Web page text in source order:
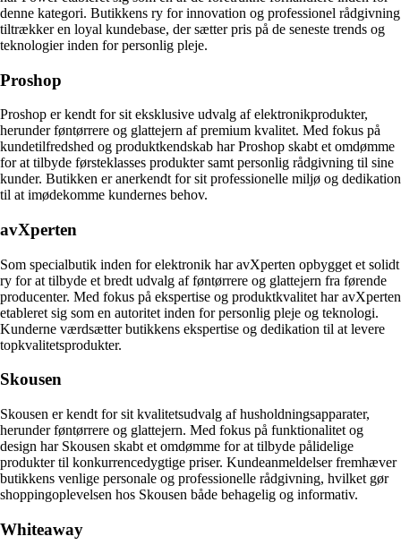
denne kategori. Butikkens ry for innovation og professionel rådgivning
tiltrækker en loyal kundebase, der sætter pris på de seneste trends og
teknologier inden for personlig pleje.
Proshop
Proshop er kendt for sit eksklusive udvalg af elektronikprodukter,
herunder føntørrere og glattejern af premium kvalitet. Med fokus på
kundetilfredshed og produktkendskab har Proshop skabt et omdømme
for at tilbyde førsteklasses produkter samt personlig rådgivning til sine
kunder. Butikken er anerkendt for sit professionelle miljø og dedikation
til at imødekomme kundernes behov.
avXperten
Som specialbutik inden for elektronik har avXperten opbygget et solidt
ry for at tilbyde et bredt udvalg af føntørrere og glattejern fra førende
producenter. Med fokus på ekspertise og produktkvalitet har avXperten
etableret sig som en autoritet inden for personlig pleje og teknologi.
Kunderne værdsætter butikkens ekspertise og dedikation til at levere
topkvalitetsprodukter.
Skousen
Skousen er kendt for sit kvalitetsudvalg af husholdningsapparater,
herunder føntørrere og glattejern. Med fokus på funktionalitet og
design har Skousen skabt et omdømme for at tilbyde pålidelige
produkter til konkurrencedygtige priser. Kundeanmeldelser fremhæver
butikkens venlige personale og professionelle rådgivning, hvilket gør
shoppingoplevelsen hos Skousen både behagelig og informativ.
Whiteaway